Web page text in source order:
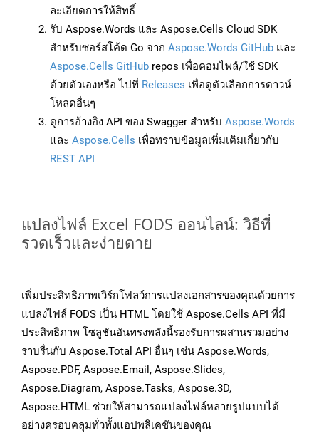
ละเอียดการให้สิทธิ์
รับ Aspose.Words และ Aspose.Cells Cloud SDK
สำหรับซอร์สโค้ด Go จาก Aspose.Words GitHub และ
Aspose.Cells GitHub repos เพื่อคอมไพล์/ใช้ SDK
ด้วยตัวเองหรือ ไปที่ Releases เพื่อดูตัวเลือกการดาวน์
โหลดอื่นๆ
ดูการอ้างอิง API ของ Swagger สำหรับ Aspose.Words
และ Aspose.Cells เพื่อทราบข้อมูลเพิ่มเติมเกี่ยวกับ
REST API
แปลงไฟล์ Excel FODS ออนไลน์: วิธีที่
รวดเร็วและง่ายดาย
เพิ่มประสิทธิภาพเวิร์กโฟลว์การแปลงเอกสารของคุณด้วยการ
แปลงไฟล์ FODS เป็น HTML โดยใช้ Aspose.Cells API ที่มี
ประสิทธิภาพ โซลูชันอันทรงพลังนี้รองรับการผสานรวมอย่าง
ราบรื่นกับ Aspose.Total API อื่นๆ เช่น Aspose.Words,
Aspose.PDF, Aspose.Email, Aspose.Slides,
Aspose.Diagram, Aspose.Tasks, Aspose.3D,
Aspose.HTML ช่วยให้สามารถแปลงไฟล์หลายรูปแบบได้
อย่างครอบคลุมทั่วทั้งแอปพลิเคชันของคุณ